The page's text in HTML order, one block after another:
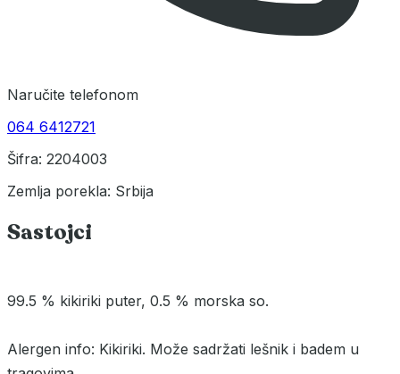
Naručite telefonom
064 6412721
Šifra: 2204003
Zemlja porekla: Srbija
Sastojci
99.5 % kikiriki puter, 0.5 % morska so.
Alergen info: Kikiriki. Može sadržati lešnik i badem u